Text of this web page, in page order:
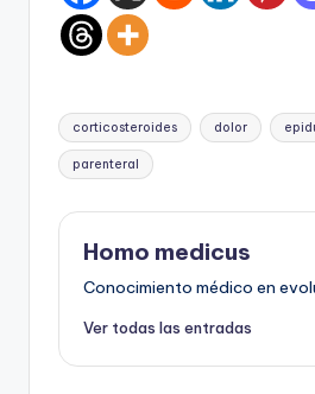
Etiquetas:
corticosteroides dolor
parenteral
Homo medicus
Conocimiento médico en
Ver todas las entradas